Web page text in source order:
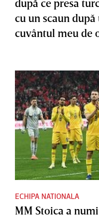
cu un scaun
cuvântul meu de
ECHIPA NATIONALA
MM Stoica a